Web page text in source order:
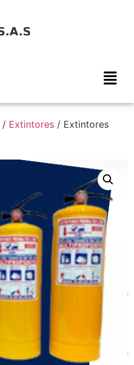
/ Extintores / Extintores